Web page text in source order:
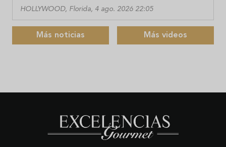
HOLLYWOOD, Florida, 4 ago. 2026 22:05
Más noticias Más videos